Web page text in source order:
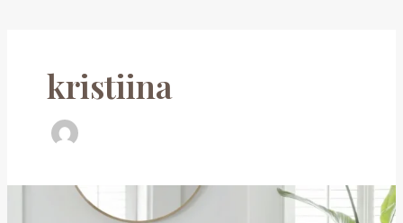
kristiina